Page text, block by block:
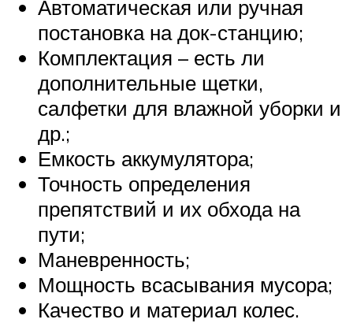
Автоматическая или ручная
постановка на док-станцию;
Комплектация – есть ли
дополнительные щетки,
салфетки для влажной уборки и
др.;
Емкость аккумулятора;
Точность определения
препятствий и их обхода на
пути;
Маневренность;
Мощность всасывания мусора;
Качество и материал колес.